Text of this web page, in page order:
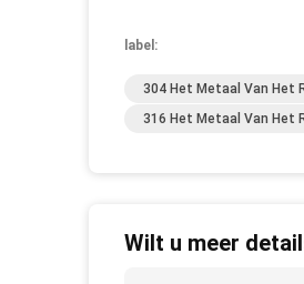
label:
304 Het Metaal Van Het
316 Het Metaal Van Het
Wilt u meer